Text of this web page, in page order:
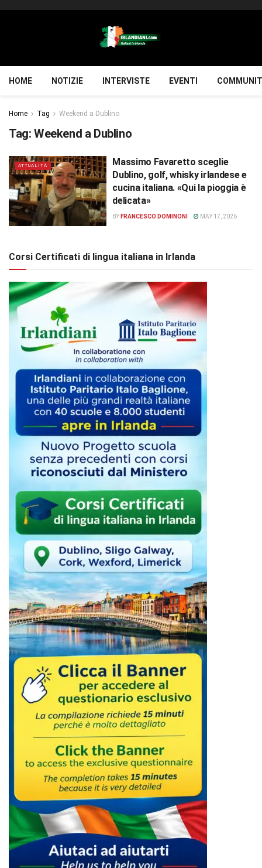
HOME NOTIZIE INTERVISTE EVENTI
Home Tag Weekend a Dublino
Tag: Weekend a Dublino
ATTUALITÀ
Massimo Favaretto sceglie
Dublino, golf, whisky irlandese e
cucina italiana. «Qui la pioggia è
delicata»
BY FRANCESCO DOMINONI MAY 17, 2026
Corsi Certificati di lingua italiana in Irlanda